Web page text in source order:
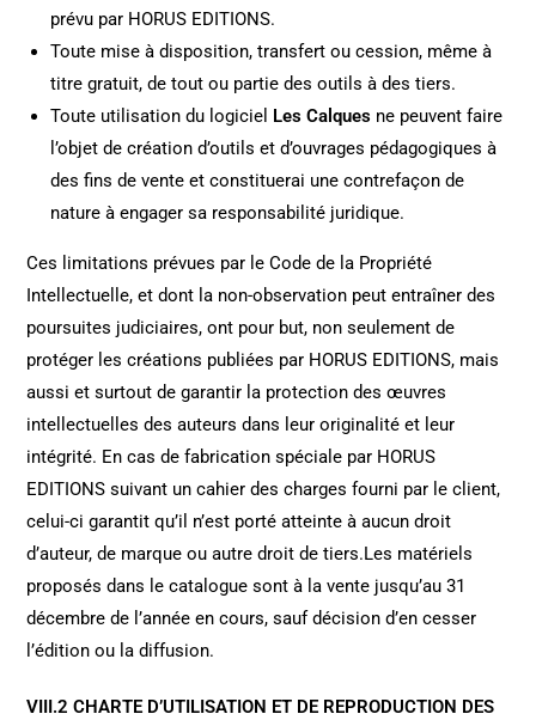
prévu par HORUS EDITIONS.
Toute mise à disposition, transfert ou cession, même à
titre gratuit, de tout ou partie des outils à des tiers.
Toute utilisation du logiciel Les Calques ne peuvent faire
l’objet de création d’outils et d’ouvrages pédagogiques à
des fins de vente et constituerai une contrefaçon de
nature à engager sa responsabilité juridique.
Ces limitations prévues par le Code de la Propriété
Intellectuelle, et dont la non-observation peut entraîner des
poursuites judiciaires, ont pour but, non seulement de
protéger les créations publiées par HORUS EDITIONS, mais
aussi et surtout de garantir la protection des œuvres
intellectuelles des auteurs dans leur originalité et leur
intégrité. En cas de fabrication spéciale par HORUS
EDITIONS suivant un cahier des charges fourni par le client,
celui-ci garantit qu’il n’est porté atteinte à aucun droit
d’auteur, de marque ou autre droit de tiers.Les matériels
proposés dans le catalogue sont à la vente jusqu’au 31
décembre de l’année en cours, sauf décision d’en cesser
l’édition ou la diffusion.
VIII.2 CHARTE D’UTILISATION ET DE REPRODUCTION DES